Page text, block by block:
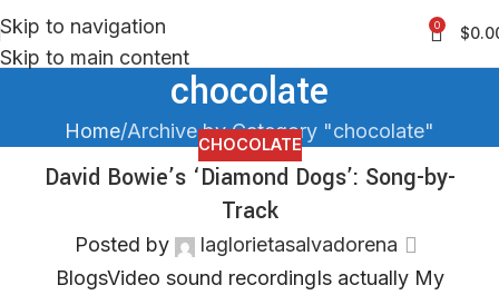
Skip to navigation
Skip to main content
0 $
chocolate
Home Archive by Category "chocolate"
CHOCOLATE
David Bowie’s ‘Diamond Dogs’: Song-by-
Track
Posted by
laglorietasalvadorena
BlogsVideo sound recordingIs actually My